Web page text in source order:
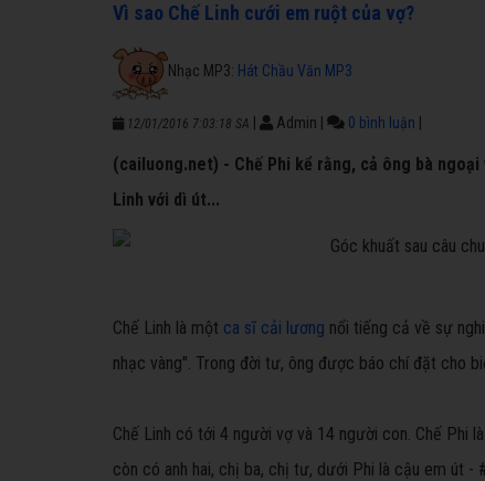
Vì sao Chế Linh cưới em ruột của vợ?
Nhạc MP3: Hát Chầu Văn MP3
12/01/2016 7:03:18 SA Admin 0 bình luận
(cailuong.net) - Chế Phi kể rằng, cả ông bà
Linh với dì út...
Chế Linh là một ca sĩ cải lương nổi tiếng cả về sự
nhạc vàng". Trong đời tư, ông được báo chí đặt cho
Chế Linh có tới 4 người vợ và 14 người con. Chế Phi
còn có anh hai, chị ba, chị tư, dưới Phi là cậu em út -